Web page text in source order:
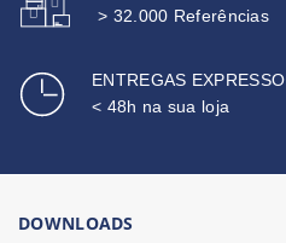
> 32.000 Referências
ENTREGAS EXPRESSO
< 48h na sua loja
DOWNLOADS